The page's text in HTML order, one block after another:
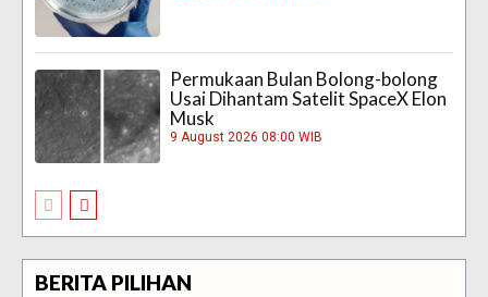
Permukaan Bulan Bolong-bolong
Usai Dihantam Satelit SpaceX Elon
Musk
9 August 2026 08:00 WIB
BERITA PILIHAN